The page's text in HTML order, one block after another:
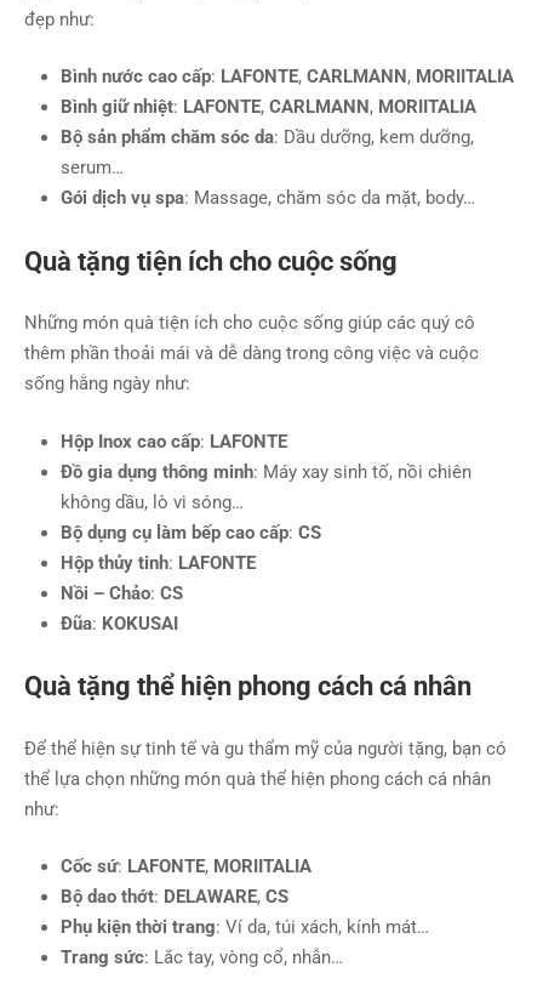
đẹp như:
Bình nước cao cấp: LAFONTE, CARLMANN, MORIITALIA
Bình giữ nhiệt: LAFONTE, CARLMANN, MORIITALIA
Bộ sản phẩm chăm sóc da: Dầu dưỡng, kem dưỡng,
serum…
Gói dịch vụ spa: Massage, chăm sóc da mặt, body…
Quà tặng tiện ích cho cuộc sống
Những món quà tiện ích cho cuộc sống giúp các quý cô
thêm phần thoải mái và dễ dàng trong công việc và cuộc
sống hằng ngày như:
Hộp Inox cao cấp: LAFONTE
Đồ gia dụng thông minh: Máy xay sinh tố, nồi chiên
không dầu, lò vi sóng…
Bộ dụng cụ làm bếp cao cấp: CS
Hộp thủy tinh: LAFONTE
Nồi – Chảo: CS
Đũa: KOKUSAI
Quà tặng thể hiện phong cách cá nhân
Để thể hiện sự tinh tế và gu thẩm mỹ của người tặng, bạn có
thể lựa chọn những món quà thể hiện phong cách cá nhân
như:
Cốc sứ: LAFONTE, MORIITALIA
Bộ dao thớt: DELAWARE, CS
Phụ kiện thời trang: Ví da, túi xách, kính mát…
Trang sức: Lắc tay, vòng cổ, nhẫn…